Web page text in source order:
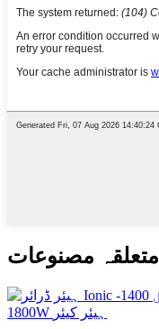
متعلقہ مصنوعات